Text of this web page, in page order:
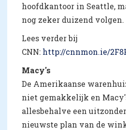
hoofdkantoor in Seattle,
nog zeker duizend volgen.
Lees verder bij
CNN: http://cnnmon.ie/
Macy's
De Amerikaanse
niet gemakkelijk en
allesbehalve een
nieuwste plan van de